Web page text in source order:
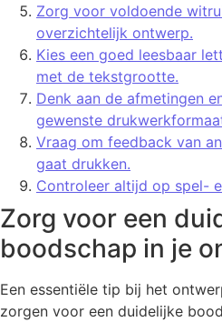
Zorg voor voldoende
overzichtelijk ontwerp.
Kies een goed leesbaar
met de tekstgrootte.
Denk aan de afmetingen
gewenste
Vraag om feedback van
gaat drukken.
Controleer altijd op spel-
Zorg voor een
boodschap in je
Een essentiële tip bij het
zorgen voor een duidelijke